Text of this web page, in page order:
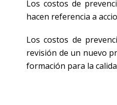
Los costos de
hacen referencia a
Los costos de
revisión de un nuevo
formación para la